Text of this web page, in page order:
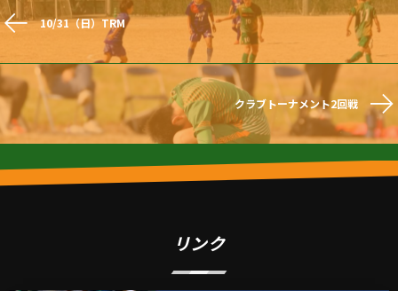
10/31（日）TRM
クラブトーナメント2回戦
リンク